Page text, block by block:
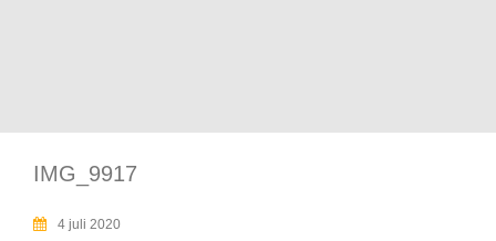
IMG_9917
4 juli 2020